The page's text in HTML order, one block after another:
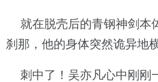
就在脱壳后的青钢神剑本
刹那，他的身体突然诡异地
刺中了！吴亦凡心中刚刚